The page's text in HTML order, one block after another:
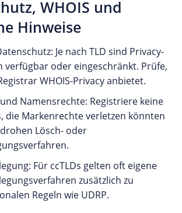
WHOIS und
Hinweise
Je nach TLD sind Privacy-
verfügbar oder eingeschränkt. Prüfe,
WHOIS-Privacy anbietet.
Namensrechte: Registriere keine
die Markenrechte verletzen könnten
Lösch- oder
Für ccTLDs gelten oft eigene
zusätzlich zu
Regeln wie UDRP.